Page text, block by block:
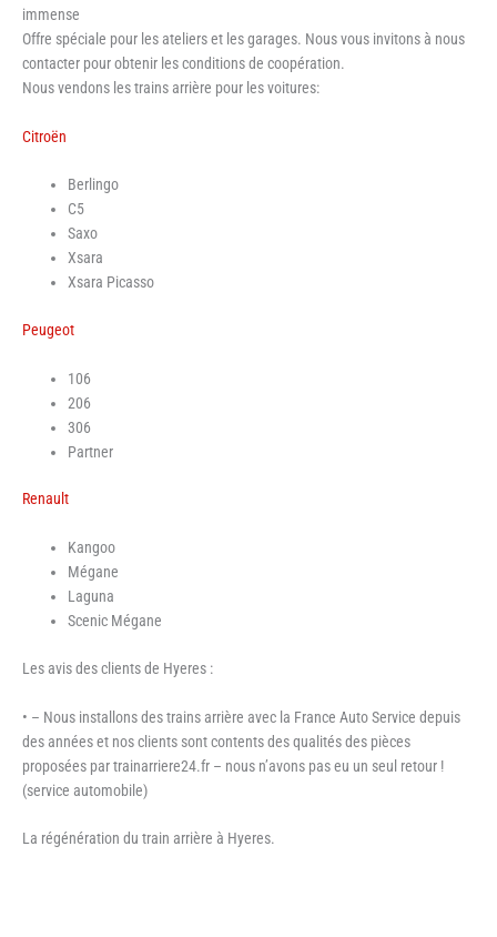
immense
Offre spéciale pour les ateliers et les garages. Nous vous invitons à nous
contacter pour obtenir les conditions de coopération.
Nous vendons les trains arrière pour les voitures:
Citroën
Berlingo
C5
Saxo
Xsara
Xsara Picasso
Peugeot
106
206
306
Partner
Renault
Kangoo
Mégane
Laguna
Scenic Mégane
Les avis des clients de Hyeres :
• – Nous installons des trains arrière avec la France Auto Service depuis
des années et nos clients sont contents des qualités des pièces
proposées par trainarriere24.fr – nous n’avons pas eu un seul retour !
(service automobile)
La régénération du train arrière à Hyeres.